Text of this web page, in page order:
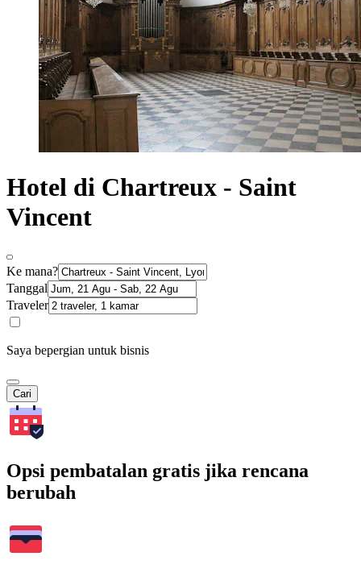
Hotel di Chartreux - Saint
Vincent
Ke mana?
Tanggal
Traveler
Saya bepergian untuk bisnis
Cari
Opsi pembatalan gratis jika rencana
berubah